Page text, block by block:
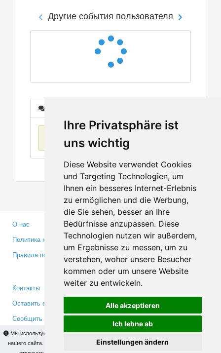
Ihre Privatsphäre ist
uns wichtig
Diese Website verwendet Cookies
und Targeting Technologien, um
Ihnen ein besseres Internet-Erlebnis
zu ermöglichen und die Werbung,
die Sie sehen, besser an Ihre
Bedürfnisse anzupassen. Diese
Technologien nutzen wir außerdem,
um Ergebnisse zu messen, um zu
verstehen, woher unsere Besucher
kommen oder um unsere Website
weiter zu entwickeln.
Alle akzeptieren
Ich lehne ab
Einstellungen ändern
Мы используем cookies для того, чтобы Вы могли использовать весь функционал
нашего сайта. На
Вы сможете узнать подробности и, при желании,
Другие события пользователя
О нас
Политика конфиденциальности
Правила пользования
Партнерам
Инвесторам
Медиа
Контакты
Оставить отзыв
Сообщить об ошибке
Facebook
Twitter
YouTube
Google+